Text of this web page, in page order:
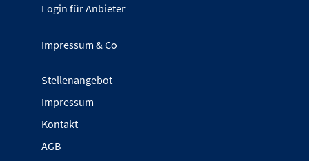
Login für Anbieter
Impressum & Co
Stellenangebot
Impressum
Kontakt
AGB